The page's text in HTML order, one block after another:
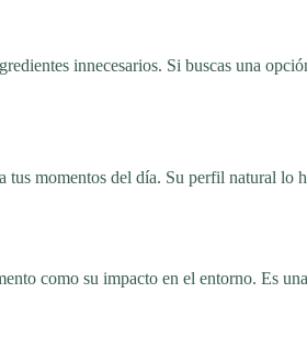
innecesarios. Si buscas una
momentos del día. Su perfil natural lo
como su impacto en el entorno. Es